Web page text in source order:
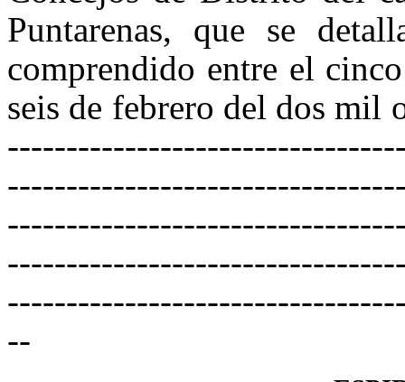
Puntarenas, que se
comprendido entre el
seis de febrero del dos mil
--